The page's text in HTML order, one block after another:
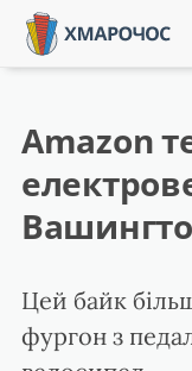
Amazon
Цей байк
фургон з